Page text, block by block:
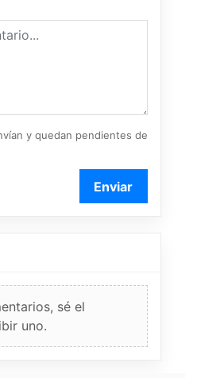
y quedan pendientes de
Enviar
sé el
uno.